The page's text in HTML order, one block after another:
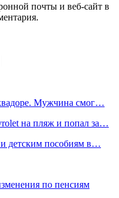
почты и веб-сайт в
Мужчина смог…
на пляж и попал за…
детским пособиям в…
по пенсиям